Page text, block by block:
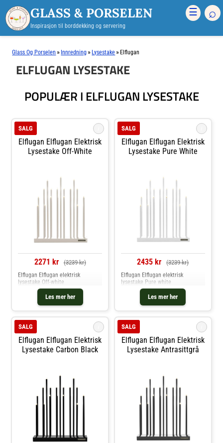
GLASS & PORSELEN
Inspirasjon til borddekking og servering
☰ ⌕
Glass Og Porselen » Innredning » Lysestake » Elflugan
ELFLUGAN LYSESTAKE
POPULÆR I ELFLUGAN LYSESTAKE
Elflugan Elflugan Elektrisk
Lysestake Off-White
SALG
2271 kr (3239 kr)
Les mer her
Elflugan Elflugan elektrisk
lysestake Off-white
Elflugan Elflugan Elektrisk
Lysestake Pure White
SALG
2435 kr (3239 kr)
Les mer her
Elflugan Elflugan elektrisk
lysestake Pure white
Elflugan Elflugan Elektrisk
Lysestake Carbon Black
SALG
Elflugan Elflugan Elektrisk
Lysestake Antrasittgrå
SALG